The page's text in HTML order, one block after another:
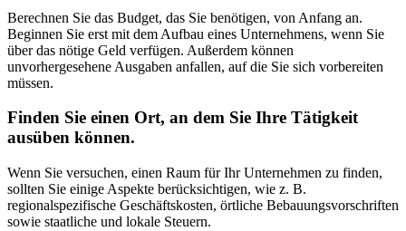
Berechnen Sie das Budget, das Sie benötigen, von Anfang an.
Beginnen Sie erst mit dem Aufbau eines Unternehmens, wenn Sie
über das nötige Geld verfügen. Außerdem können
unvorhergesehene Ausgaben anfallen, auf die Sie sich vorbereiten
müssen.
Finden Sie einen Ort, an dem Sie Ihre Tätigkeit
ausüben können.
Wenn Sie versuchen, einen Raum für Ihr Unternehmen zu finden,
sollten Sie einige Aspekte berücksichtigen, wie z. B.
regionalspezifische Geschäftskosten, örtliche Bebauungsvorschriften
sowie staatliche und lokale Steuern.